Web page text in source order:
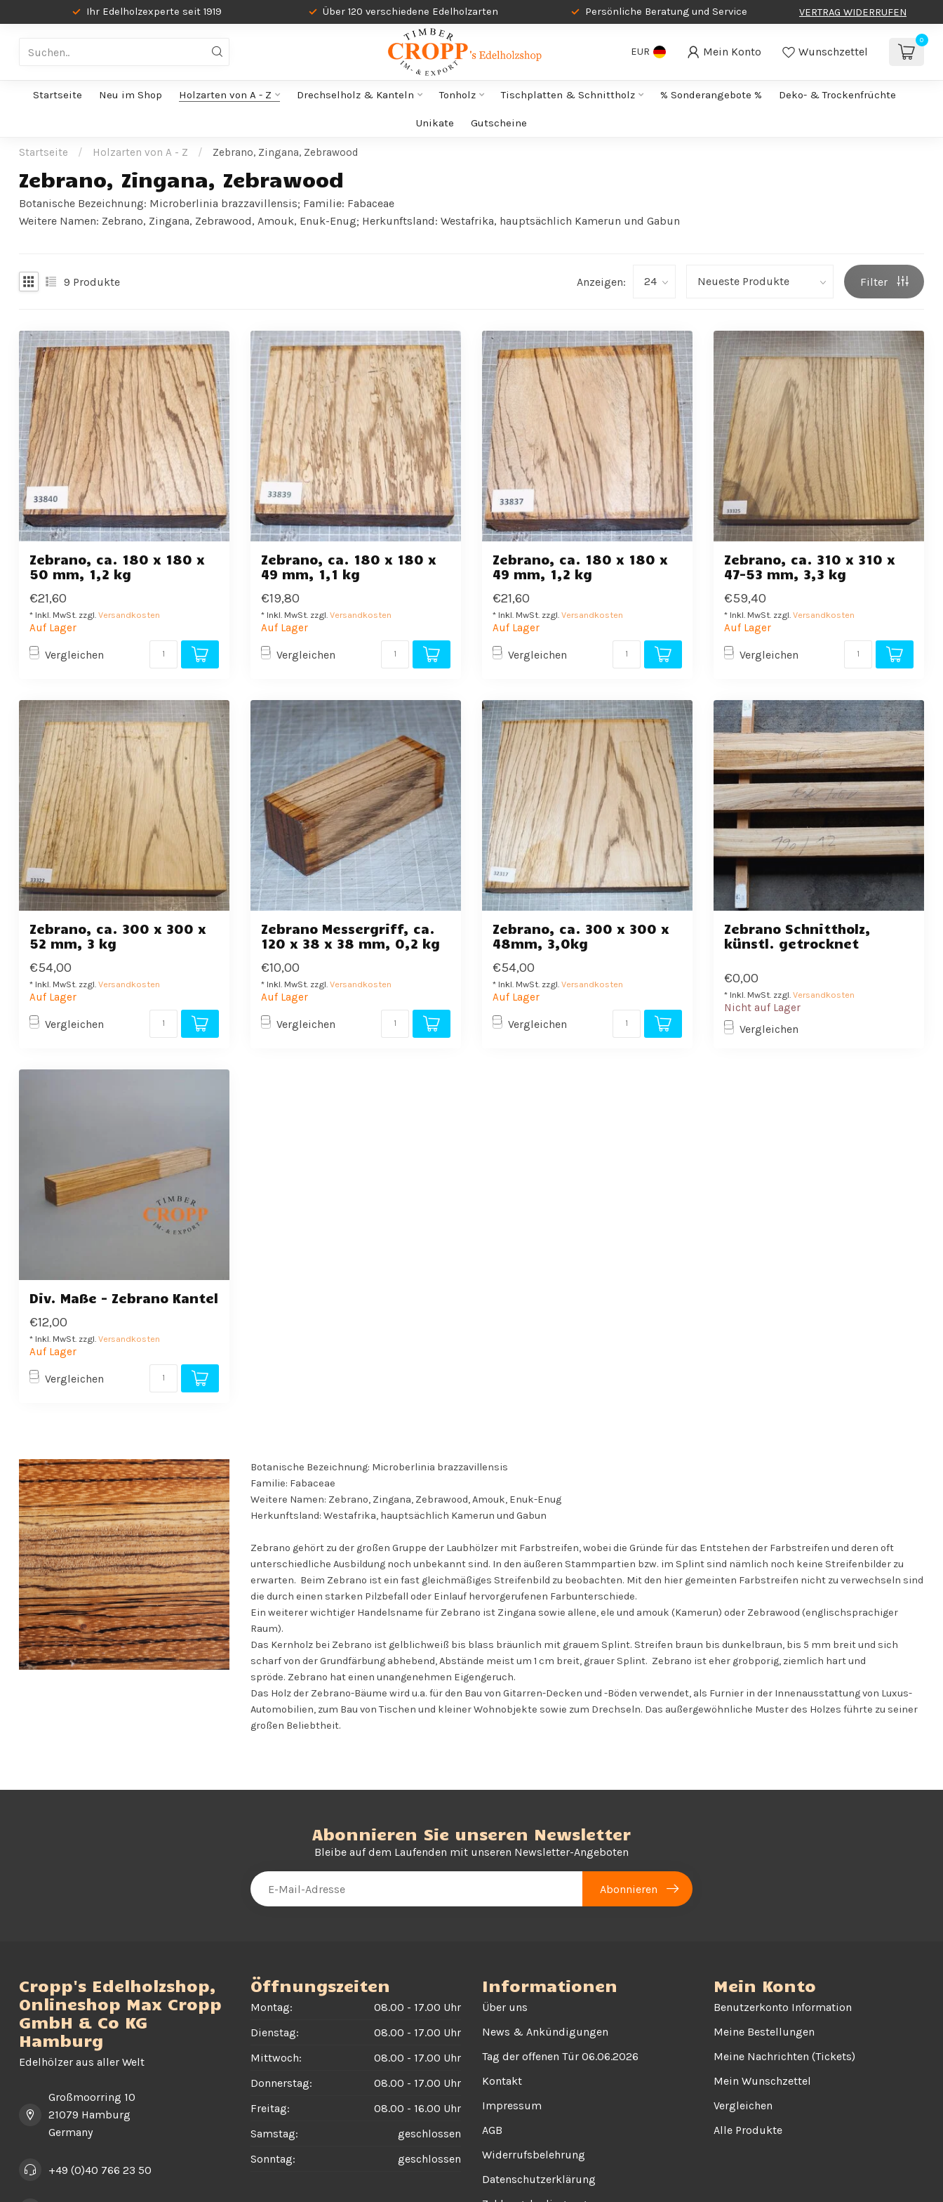
Ihr Edelholzexperte seit 1919 Über 120 verschiedene Edelholzarten Persönliche Beratung und Service VERTRAG WIDERRUFEN
EUR Mein Konto Wunschzettel
0
Startseite Neu im Shop Holzarten von A - Z Drechselholz & Kanteln Tonholz Tischplatten & Schnittholz % Sonderangebote % Deko- & Trockenfrüchte
Unikate Gutscheine
Startseite / Holzarten von A - Z / Zebrano, Zingana, Zebrawood
Zebrano, Zingana, Zebrawood
Botanische Bezeichnung: Microberlinia brazzavillensis; Familie: Fabaceae
Weitere Namen: Zebrano, Zingana, Zebrawood, Amouk, Enuk-Enug; Herkunftsland: Westafrika, hauptsächlich Kamerun und Gabun
9 Produkte Anzeigen: Filter
Zebrano, ca. 180 x 180 x
50 mm, 1,2 kg
€21,60
* Inkl. MwSt. zzgl. Versandkosten
Auf Lager
Vergleichen
Zebrano, ca. 180 x 180 x
49 mm, 1,1 kg
€19,80
* Inkl. MwSt. zzgl. Versandkosten
Auf Lager
Vergleichen
Zebrano, ca. 180 x 180 x
49 mm, 1,2 kg
€21,60
* Inkl. MwSt. zzgl. Versandkosten
Auf Lager
Vergleichen
Zebrano, ca. 310 x 310 x
47-53 mm, 3,3 kg
€59,40
* Inkl. MwSt. zzgl. Versandkosten
Auf Lager
Vergleichen
Zebrano, ca. 300 x 300 x
52 mm, 3 kg
€54,00
* Inkl. MwSt. zzgl. Versandkosten
Auf Lager
Vergleichen
Zebrano Messergriff, ca.
120 x 38 x 38 mm, 0,2 kg
€10,00
* Inkl. MwSt. zzgl. Versandkosten
Auf Lager
Vergleichen
Zebrano, ca. 300 x 300 x
48mm, 3,0kg
€54,00
* Inkl. MwSt. zzgl. Versandkosten
Auf Lager
Vergleichen
Zebrano Schnittholz,
künstl. getrocknet
€0,00
* Inkl. MwSt. zzgl. Versandkosten
Nicht auf Lager
Vergleichen
Div. Maße - Zebrano Kantel
€12,00
* Inkl. MwSt. zzgl. Versandkosten
Auf Lager
Vergleichen
Botanische Bezeichnung: Microberlinia brazzavillensis
Familie: Fabaceae
Weitere Namen: Zebrano, Zingana, Zebrawood, Amouk, Enuk-Enug
Herkunftsland: Westafrika, hauptsächlich Kamerun und Gabun
Zebrano gehört zu der großen Gruppe der Laubhölzer mit Farbstreifen, wobei die Gründe für das Entstehen der Farbstreifen und deren oft
unterschiedliche Ausbildung noch unbekannt sind. In den äußeren Stammpartien bzw. im Splint sind nämlich noch keine Streifenbilder zu
erwarten. Beim Zebrano ist ein fast gleichmäßiges Streifenbild zu beobachten. Mit den hier gemeinten Farbstreifen nicht zu verwechseln sind
die durch einen starken Pilzbefall oder Einlauf hervorgerufenen Farbunterschiede.
Ein weiterer wichtiger Handelsname für Zebrano ist Zingana sowie allene, ele und amouk (Kamerun) oder Zebrawood (englischsprachiger
Raum).
Das Kernholz bei Zebrano ist gelblichweiß bis blass bräunlich mit grauem Splint. Streifen braun bis dunkelbraun, bis 5 mm breit und sich
scharf von der Grundfärbung abhebend, Abstände meist um 1 cm breit, grauer Splint. Zebrano ist eher grobporig, ziemlich hart und
spröde. Zebrano hat einen unangenehmen Eigengeruch.
Das Holz der Zebrano-Bäume wird u.a. für den Bau von Gitarren-Decken und -Böden verwendet, als Furnier in der Innenausstattung von Luxus-
Automobilien, zum Bau von Tischen und kleiner Wohnobjekte sowie zum Drechseln. Das außergewöhnliche Muster des Holzes führte zu seiner
großen Beliebtheit.
Abonnieren Sie unseren Newsletter
Bleibe auf dem Laufenden mit unseren Newsletter-Angeboten
Abonnieren
Cropp's Edelholzshop,
Onlineshop Max Cropp
GmbH & Co KG
Hamburg
Edelhölzer aus aller Welt
Großmoorring 10
21079 Hamburg
Germany
+49 (0)40 766 23 50
Öffnungszeiten
Montag:
08.00 - 17.00 Uhr
Dienstag:
08.00 - 17.00 Uhr
Mittwoch:
08.00 - 17.00 Uhr
Donnerstag:
08.00 - 17.00 Uhr
Freitag:
08.00 - 16.00 Uhr
Samstag:
geschlossen
Sonntag:
geschlossen
Informationen
Über uns
News & Ankündigungen
Tag der offenen Tür 06.06.2026
Kontakt
Impressum
AGB
Widerrufsbelehrung
Datenschutzerklärung
Mein Konto
Benutzerkonto Information
Meine Bestellungen
Meine Nachrichten (Tickets)
Mein Wunschzettel
Vergleichen
Alle Produkte